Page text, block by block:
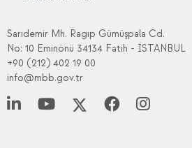
Sarıdemir Mh. Ragıp Gümüşpala Cd.
No: 10 Eminönü 34134 Fatih - İSTANBUL
+90 (212) 402 19 00
info@mbb.gov.tr